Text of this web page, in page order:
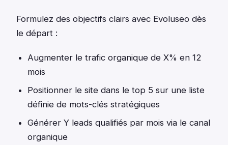
Formulez des objectifs clairs avec Evoluseo dès
le départ :
Augmenter le trafic organique de X% en 12
mois
Positionner le site dans le top 5 sur une liste
définie de mots-clés stratégiques
Générer Y leads qualifiés par mois via le canal
organique